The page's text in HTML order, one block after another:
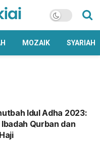
MOZAIK SYARIAH
Idul Adha 2023:
Qurban dan